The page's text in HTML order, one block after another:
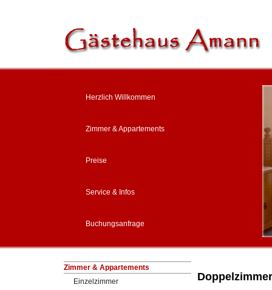
Herzlich Willkommen
Zimmer & Appartements
Preise
Service & Infos
Buchungsanfrage
Zimmer & Appartements
Einzelzimmer
Doppelzimmer